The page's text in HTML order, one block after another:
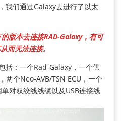
我们通过Galaxy去进行了以太
版本去连接RAD-Galaxy，有可
而无法连接。
括：一个Rad-Galaxy，一个供
两个Neo-AVB/TSN ECU，一个
对双绞线线缆以及USB连接线